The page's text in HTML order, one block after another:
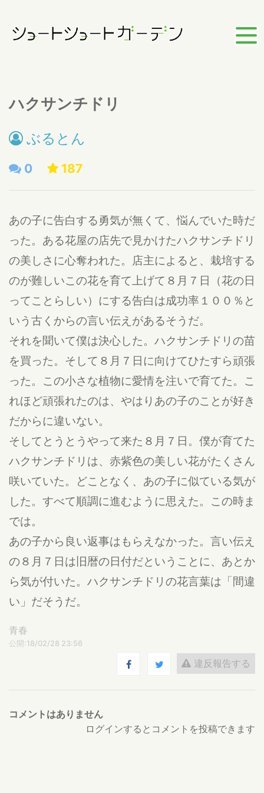
ハクサンチドリ
ぶるとん
0 187
あの子に告白する勇気が無くて、悩んでいた時だ
った。ある花屋の店先で見かけたハクサンチドリ
の美しさに心奪われた。店主によると、栽培する
のが難しいこの花を育て上げて８月７日（花の日
ってことらしい）にする告白は成功率１００％と
いう古くからの言い伝えがあるそうだ。
それを聞いて僕は決心した。ハクサンチドリの苗
を買った。そして８月７日に向けてひたすら頑張
った。この小さな植物に愛情を注いで育てた。こ
れほど頑張れたのは、やはりあの子のことが好き
だからに違いない。
そしてとうとうやって来た８月７日。僕が育てた
ハクサンチドリは、赤紫色の美しい花がたくさん
咲いていた。どことなく、あの子に似ている気が
した。すべて順調に進むように思えた。この時ま
では。
あの子から良い返事はもらえなかった。言い伝え
の８月７日は旧暦の日付だということに、あとか
ら気が付いた。ハクサンチドリの花言葉は「間違
い」だそうだ。
青春
公開:18/02/28 23:56
違反報告する
コメントはありません
ログインするとコメントを投稿できます